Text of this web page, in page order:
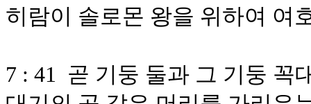
히람이 솔로몬 왕을 위하여 여
7 : 41 곧 기둥 둘과 그 기둥 꼭